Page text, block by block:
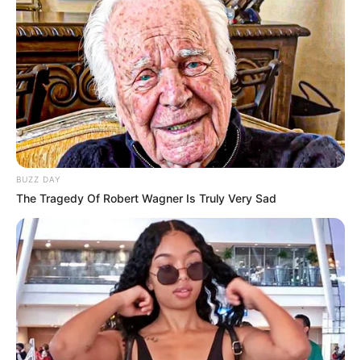
BUZZ DAY
The Tragedy Of Robert Wagner Is Truly Very Sad